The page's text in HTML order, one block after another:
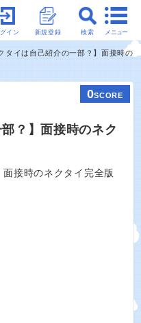
メニュー
検索
新規登録
イン
タイは自己紹介の一部？】面接時の
0SCORE
？】面接時のネク